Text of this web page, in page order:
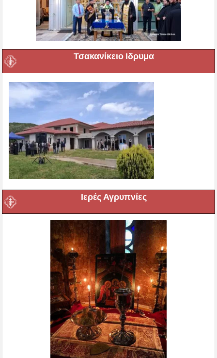
Τσακανίκειο Ιδρυμα
Ιερές Αγρυπνίες